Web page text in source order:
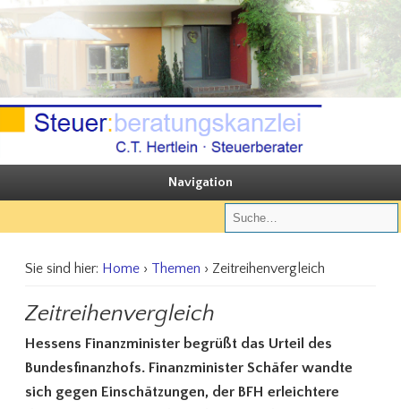
Steuerberatungskanzlei C.T. Hertlein
Sie steuern, wir beraten
Navigation
Sie sind hier: Home› Themen › Zeitreihenvergleich
Zeitreihenvergleich
Hessens Finanzminister begrüßt das Urteil des
Bundesfinanzhofs. Finanzminister Schäfer wandte
sich gegen Einschätzungen, der BFH erleichtere